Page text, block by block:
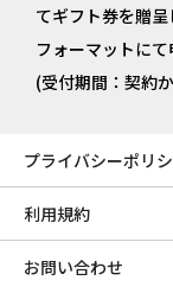
てギフト券を贈
フォーマットに
(受付期間：契約
プライバシーポリ
利用規約
お問い合わせ